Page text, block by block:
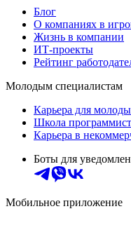
Блог
О компаниях в
Жизнь в компании
ИТ-проекты
Рейтинг
Молодым специалистам
Карьера для
Школа
Карьера в
Боты для
Мобильное приложение